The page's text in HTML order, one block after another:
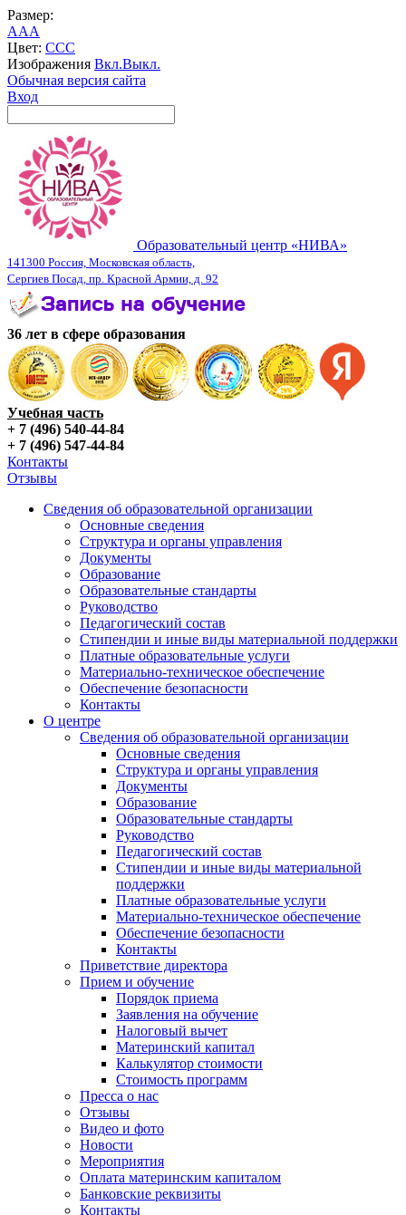
Размер:
AAA
Цвет: CCC
Изображения Вкл.Выкл.
Обычная версия сайта
Вход
Образовательный центр «НИВА»
141300 Россия, Московская область,
Сергиев Посад, пр. Красной Армии, д. 92
36 лет в сфере образования
Учебная часть
+ 7 (496) 540-44-84
+ 7 (496) 547-44-84
Контакты
Отзывы
Сведения об образовательной организации
Основные сведения
Структура и органы управления
Документы
Образование
Образовательные стандарты
Руководство
Педагогический состав
Стипендии и иные виды материальной поддержки
Платные образовательные услуги
Материально-техническое обеспечение
Обеспечение безопасности
Контакты
О центре
Сведения об образовательной организации
Основные сведения
Структура и органы управления
Документы
Образование
Образовательные стандарты
Руководство
Педагогический состав
Стипендии и иные виды материальной
поддержки
Платные образовательные услуги
Материально-техническое обеспечение
Обеспечение безопасности
Контакты
Приветствие директора
Прием и обучение
Порядок приема
Заявления на обучение
Налоговый вычет
Материнский капитал
Калькулятор стоимости
Стоимость программ
Пресса о нас
Отзывы
Видео и фото
Новости
Мероприятия
Оплата материнским капиталом
Банковские реквизиты
Контакты